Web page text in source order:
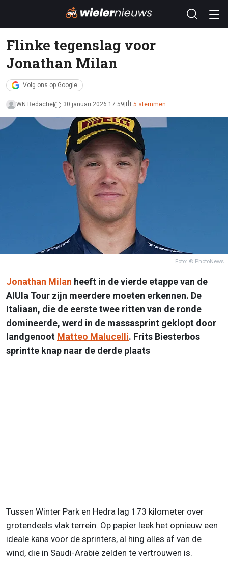
Flinke tegenslag voor
Jonathan Milan
Volg ons op Google
WN Redactie 30 januari 2026 17:59 5 stemmen
Foto: © PhotoNews
Jonathan Milan heeft in de vierde etappe van de
AlUla Tour zijn meerdere moeten erkennen. De
Italiaan, die de eerste twee ritten van de ronde
domineerde, werd in de massasprint geklopt door
landgenoot Matteo Malucelli. Frits Biesterbos
sprintte knap naar de derde plaats
Tussen Winter Park en Hedra lag 173 kilometer over
grotendeels vlak terrein. Op papier leek het opnieuw een
ideale kans voor de sprinters, al hing alles af van de
wind, die in Saudi-Arabië zelden te vertrouwen is.